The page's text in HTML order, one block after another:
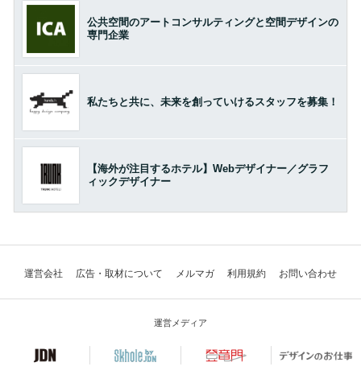
公共空間のアートコンサルティングと空間デザインの
専門企業
私たちと共に、未来を創っていけるスタッフを募集！
【海外が注目するホテル】Webデザイナー／グラフ
ィックデザイナー
運営会社 広告・取材について メルマガ 利用規約 お問い合わせ
運営メディア